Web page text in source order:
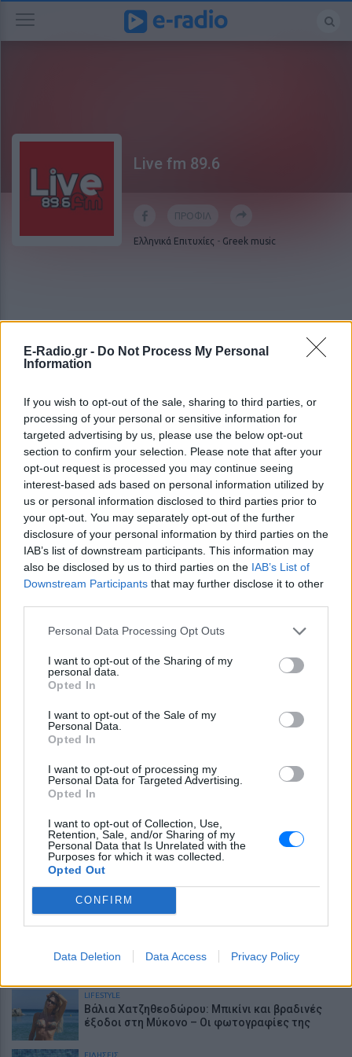
E-Radio.gr - Do Not Process My Personal
Information
If you wish to opt-out of the sale, sharing to third parties, or
processing of your personal or sensitive information for
targeted advertising by us, please use the below opt-out
section to confirm your selection. Please note that after your
opt-out request is processed you may continue seeing
interest-based ads based on personal information utilized by
us or personal information disclosed to third parties prior to
your opt-out. You may separately opt-out of the further
disclosure of your personal information by third parties on the
IAB’s list of downstream participants. This information may
also be disclosed by us to third parties on the IAB’s List of
Downstream Participants that may further disclose it to other
Personal Data Processing Opt Outs
I want to opt-out of the Sharing of my
personal data.
Opted In
I want to opt-out of the Sale of my
Personal Data.
Opted In
I want to opt-out of processing my
Personal Data for Targeted Advertising.
Opted In
I want to opt-out of Collection, Use,
Retention, Sale, and/or Sharing of my
Personal Data that Is Unrelated with the
Purposes for which it was collected.
Opted Out
CONFIRM
Data Deletion Data Access Privacy Policy
Live fm 89.6
ΠΡΟΦΙΛ
Ελληνικά Επιτυχίες - Greek music
ΣΗΜΕΡΑ ΡΟΗ ΠΟΛΙΤΙΣΜΟΣ
ΕΙΔΗΣΕΙΣ
Ελικόπτερο προσγειώνεται σε λουόμενους στη
Μήλο: Παρέμβαση εισαγγελέα μετά το viral
βίντεο
ΕΙΔΗΣΕΙΣ
Καρέτσας: Η γκολάρα-σόλο με τη Borussia
LIFESTYLE
στη Βουλιαγμένη και οι φωτογραφίες που
δημοσίευσαν οι καλεσμένοι
ποτέ να αγνοήσετε
Ελικόπτερο προσγειώθηκε στο Σαρακήνικο για
να κάνουν μπάνιο οι επιβάτες του
Επιτρέπεται να προσπεράσεις περιπολικό; Τι
λέει ο ΚΟΚ που οι περισσότεροι αγνοούν
LIFESTYLE
Νοσηλεύτρια πήγε κομμωτήριο πρώτη φορά
μετά από 4 χρόνια – Η απίθανη μεταμόρφωσή
της έγινε viral
Νέα λεωφόρος στον Βοτανικό: Πόσες λωρίδες
θα έχει και πότε παραδίδεται
LIFESTYLE
Βάλια Χατζηθεοδώρου: Μπικίνι και βραδινές
έξοδοι στη Μύκονο – Οι φωτογραφίες της
ΕΙΔΗΣΕΙΣ